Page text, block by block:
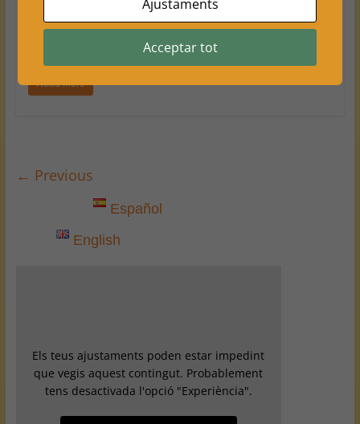
viure ahir una tarda d’escacs amb la
celebració del Torneig
Read more
← Previous
Español
English
Els teus ajustaments poden estar impedint
que vegis aquest contingut. Probablement
tens desactivada l'opció "Experiència".
Ajustaments
Acceptar tot